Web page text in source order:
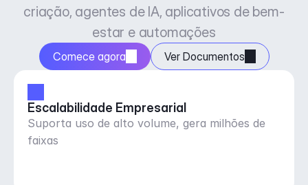
criação, agentes de IA, aplicativos de bem-
estar e automações
Comece agora Ver Documentos
Escalabilidade Empresarial
Suporta uso de alto volume, gera milhões de
faixas